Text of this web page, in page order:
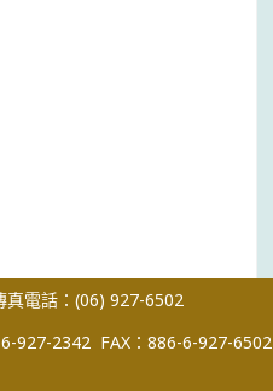
真電話：(06) 927-6502
927-2342 FAX：886-6-927-6502